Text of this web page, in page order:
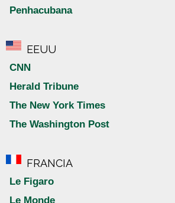
Penhacubana
EEUU
CNN
Herald Tribune
The New York Times
The Washington Post
FRANCIA
Le Figaro
Le Monde